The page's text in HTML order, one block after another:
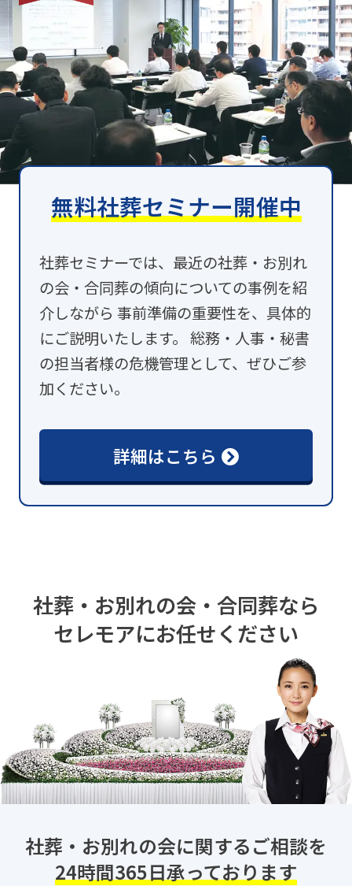
無料社葬セミナー開催中
社葬セミナーでは、最近の社葬・お別れ
の会・合同葬の傾向についての事例を紹
介しながら 事前準備の重要性を、具体的
にご説明いたします。 総務・人事・秘書
の担当者様の危機管理として、ぜひご参
加ください。
詳細はこちら
社葬・お別れの会・合同葬なら
セレモアにお任せください
社葬・お別れの会に関するご相談を
24時間365日承っております